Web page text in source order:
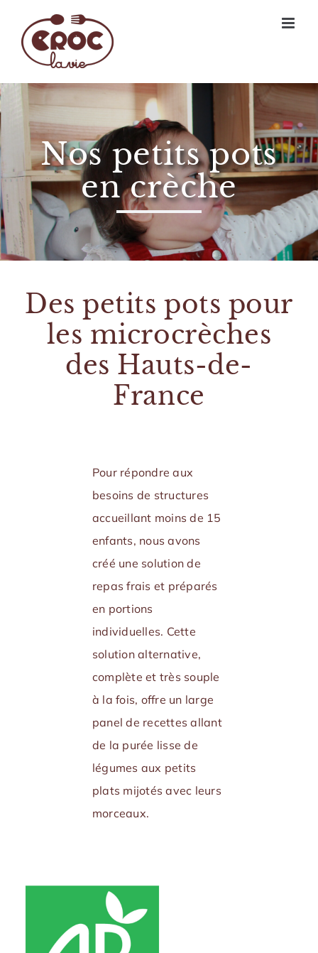
contenu
Nos petits pots
en crèche
Des petits pots pour
les microcrèches
des Hauts-de-
France
Pour répondre aux
besoins de structures
accueillant moins de 15
enfants, nous avons
créé une solution de
repas frais et préparés
en portions
individuelles. Cette
solution alternative,
complète et très souple
à la fois, offre un large
panel de recettes allant
de la purée lisse de
légumes aux petits
plats mijotés avec leurs
morceaux.